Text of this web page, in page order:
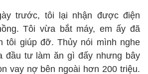
trước, tôi lại nhận được điện
Tôi vừa bắt máy, em ấy đã
tôi giúp đỡ. Thủy nói mình nghe
đầu tư làm ăn gì đấy nhưng bây
vay nợ bên ngoài hơn 200 triệu.